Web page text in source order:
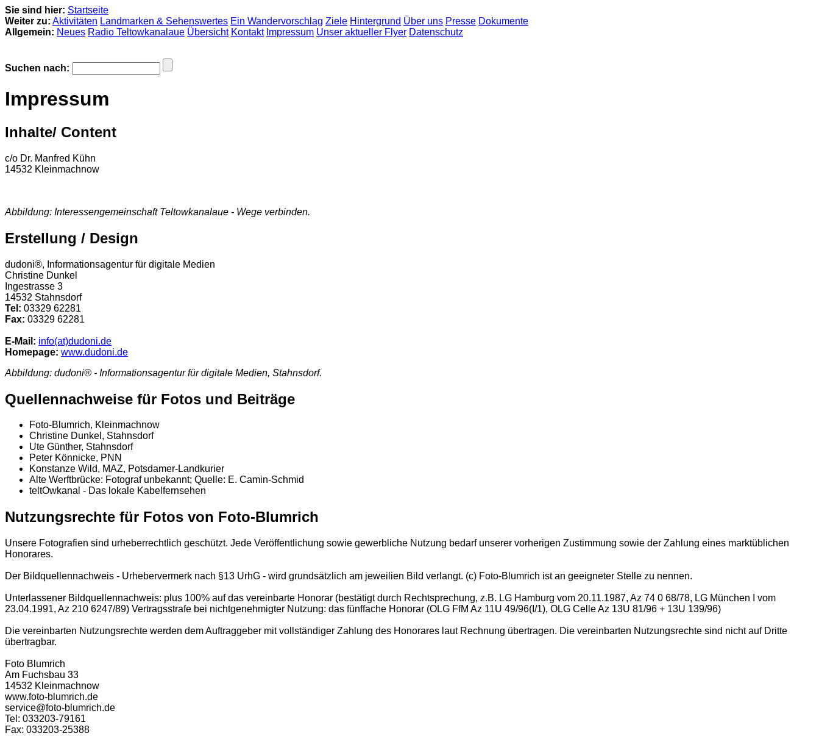
Sie sind hier: Startseite
Weiter zu: Aktivitäten Landmarken & Sehenswertes Ein Wandervorschlag Ziele Hintergrund Über uns Presse Dokumente
Allgemein: Neues Radio Teltowkanalaue Übersicht Kontakt Impressum Unser aktueller Flyer Datenschutz
Suchen nach:
Impressum
Inhalte/ Content
c/o Dr. Manfred Kühn
14532 Kleinmachnow
Abbildung: Interessengemeinschaft Teltowkanalaue - Wege verbinden.
Erstellung / Design
dudoni®, Informationsagentur für digitale Medien
Christine Dunkel
Ingestrasse 3
14532 Stahnsdorf
Tel: 03329 62281
Fax: 03329 62281
E-Mail: info(at)dudoni.de
Homepage: www.dudoni.de
Abbildung: dudoni® - Informationsagentur für digitale Medien, Stahnsdorf.
Quellennachweise für Fotos und Beiträge
Foto-Blumrich, Kleinmachnow
Christine Dunkel, Stahnsdorf
Ute Günther, Stahnsdorf
Peter Könnicke, PNN
Konstanze Wild, MAZ, Potsdamer-Landkurier
Alte Werftbrücke: Fotograf unbekannt; Quelle: E. Camin-Schmid
teltOwkanal - Das lokale Kabelfernsehen
Nutzungsrechte für Fotos von Foto-Blumrich
Unsere Fotografien sind urheberrechtlich geschützt. Jede Veröffentlichung sowie gewerbliche Nutzung bedarf unserer vorherigen Zustimmung sowie der Zahlung eines marktüblichen
Honorares.
Der Bildquellennachweis - Urhebervermerk nach §13 UrhG - wird grundsätzlich am jeweilien Bild verlangt. (c) Foto-Blumrich ist an geeigneter Stelle zu nennen.
Unterlassener Bildquellennachweis: plus 100% auf das vereinbarte Honorar (bestätigt durch Rechtsprechung, z.B. LG Hamburg vom 20.11.1987, Az 74 0 68/78, LG München I vom
23.04.1991, Az 210 6247/89) Vertragsstrafe bei nichtgenehmigter Nutzung: das fünffache Honorar (OLG FfM Az 11U 49/96(I/1), OLG Celle Az 13U 81/96 + 13U 139/96)
Die vereinbarten Nutzungsrechte werden dem Auftraggeber mit vollständiger Zahlung des Honorares laut Rechnung übertragen. Die vereinbarten Nutzungsrechte sind nicht auf Dritte
übertragbar.
Foto Blumrich
Am Fuchsbau 33
14532 Kleinmachnow
www.foto-blumrich.de
service@foto-blumrich.de
Tel: 033203-79161
Fax: 033203-25388